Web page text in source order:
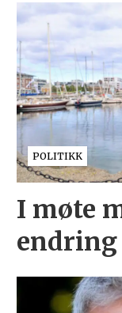
POLITIKK
I møte
endring